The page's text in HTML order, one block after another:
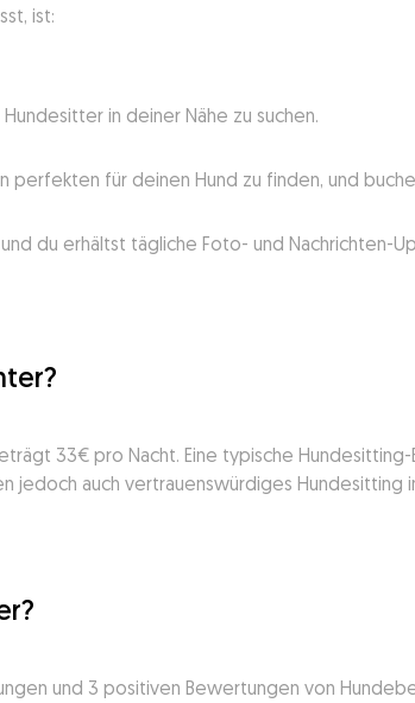
ist:
in deiner Nähe zu suchen.
perfekten für deinen Hund zu finden, und
du erhältst tägliche Foto- und Nachrichten-
33€ pro Nacht. Eine typische
jedoch auch vertrauenswürdiges Hundesitting
und 3 positiven Bewertungen von